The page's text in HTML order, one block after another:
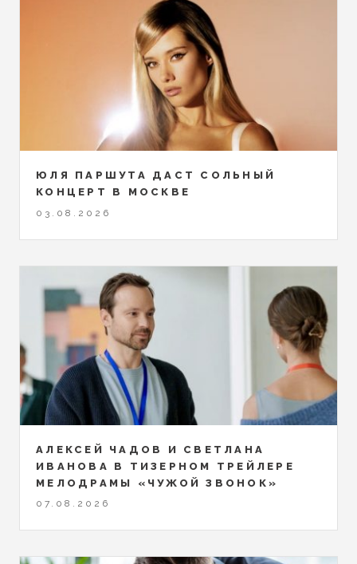
ЮЛЯ ПАРШУТА ДАСТ СОЛЬНЫЙ
КОНЦЕРТ В МОСКВЕ
03.08.2026
АЛЕКСЕЙ ЧАДОВ И СВЕТЛАНА
ИВАНОВА В ТИЗЕРНОМ ТРЕЙЛЕРЕ
МЕЛОДРАМЫ «ЧУЖОЙ ЗВОНОК»
07.08.2026